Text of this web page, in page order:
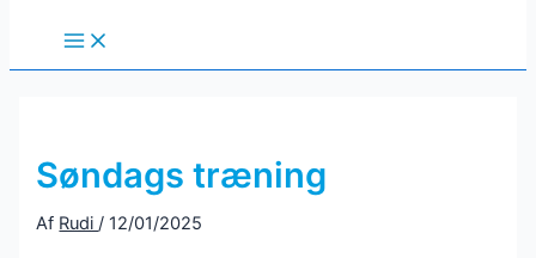
Main
Menu
Søndags træning
Af Rudi/12/01/2025